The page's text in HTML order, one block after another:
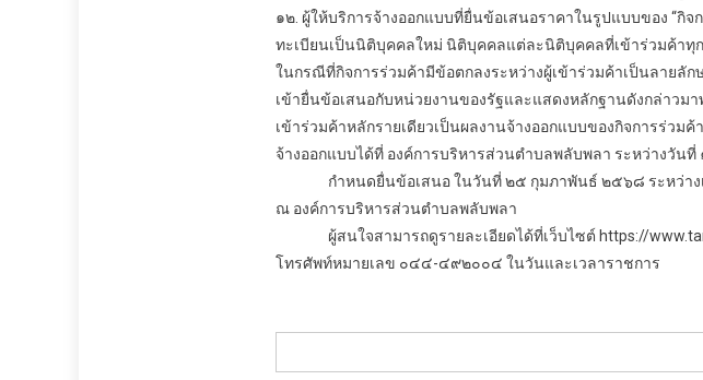
๑๒. ผู้ให้บริการจ้างออกแบบที่ยื่นข้อเสนอราคาในรูปแบบของ “กิ
ทะเบียนเป็นนิติบุคคลใหม่ นิติบุคคลแต่ละนิติบุคคลที่เข้าร่วมค้า
ในกรณีที่กิจการร่วมค้ามีข้อตกลงระหว่างผู้เข้าร่วมค้าเป็นลายลั
เข้ายื่นข้อเสนอกับหน่วยงานของรัฐและแสดงหลักฐานดังกล่าวม
เข้าร่วมค้าหลักรายเดียวเป็นผลงานจ้างออกแบบของกิจการร่วมค้
จ้างออกแบบได้ที่ องค์การบริหารส่วนตำบลพลับพลา ระหว่างวั
กำหนดยื่นข้อเสนอ ในวันที่ ๒๕ กุมภาพันธ์ ๒๕๖๘ ระหว่างเ
ณ องค์การบริหารส่วนตำบลพลับพลา
ผู้สนใจสามารถดูรายละเอียดได้ที่เว็บไซต์ https://
โทรศัพท์หมายเลข ๐๔๔-๔๙๒๐๐๔ ในวันและเวลาราชการ